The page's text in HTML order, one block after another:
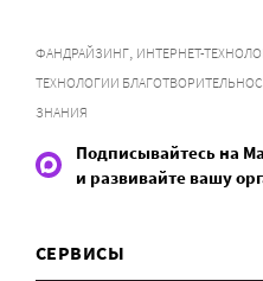
ФАНДРАЙЗИНГ ИНТЕРНЕТ-
ТЕХНОЛОГИИ
ЗНАНИЯ
Подписывайтесь на
и развивайте вашу
СЕРВИСЫ